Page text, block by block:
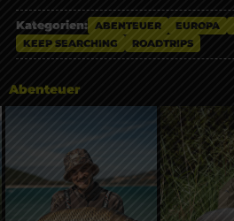
Kategorien: ABENTEUER EUROPA
KEEP SEARCHING
ROADTRIPS
Abenteuer